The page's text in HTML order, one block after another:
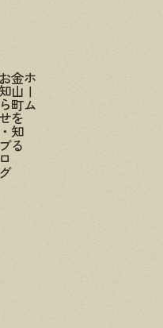
ホーム
金山町を知る
ブログ